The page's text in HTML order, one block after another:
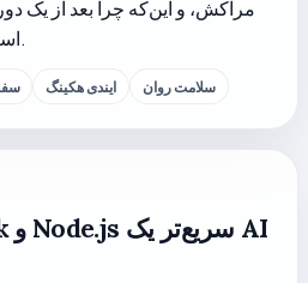
مراکش، و این‌که چرا بعد از یک
استراحت واقعی اهمیت دارد.
ایندی هکینگ سلامت روان